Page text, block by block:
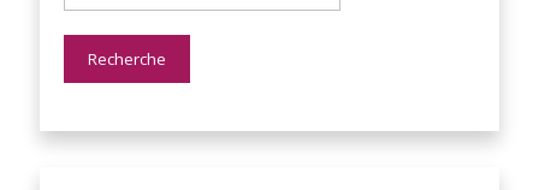
Recherche